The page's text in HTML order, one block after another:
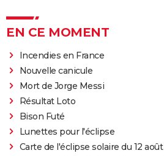
EN CE MOMENT
Incendies en France
Nouvelle canicule
Mort de Jorge Messi
Résultat Loto
Bison Futé
Lunettes pour l'éclipse
Carte de l'éclipse solaire du 12 août